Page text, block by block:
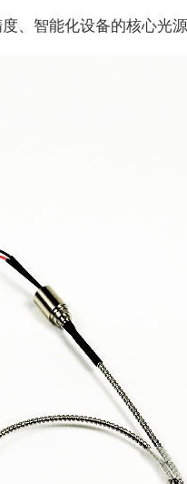
、智能化设备的核心光